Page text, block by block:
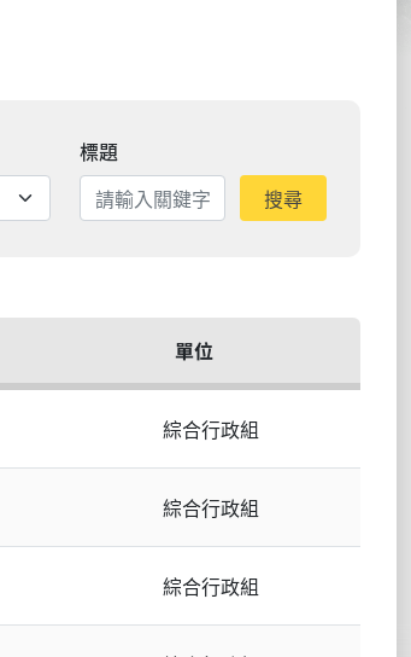
標題
搜尋
單位
綜合行政組
綜合行政組
綜合行政組